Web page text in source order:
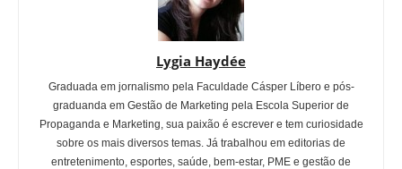
Lygia Haydée
Graduada em jornalismo pela Faculdade Cásper Líbero e pós-
graduanda em Gestão de Marketing pela Escola Superior de
Propaganda e Marketing, sua paixão é escrever e tem curiosidade
sobre os mais diversos temas. Já trabalhou em editorias de
entretenimento, esportes, saúde, bem-estar, PME e gestão de